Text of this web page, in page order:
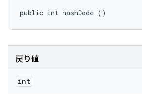
public int hashCode ()
戻り値
int